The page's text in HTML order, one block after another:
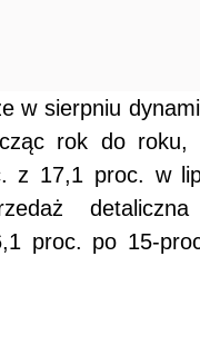
w sierpniu
rok do roku,
z 17,1 proc. w
proc. po 15-